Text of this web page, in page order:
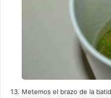
Metemos el brazo de la